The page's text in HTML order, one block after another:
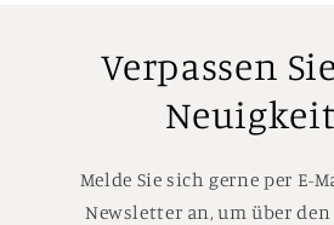
Verpassen
Melde Sie sich gerne per E-
Newsletter an, um über